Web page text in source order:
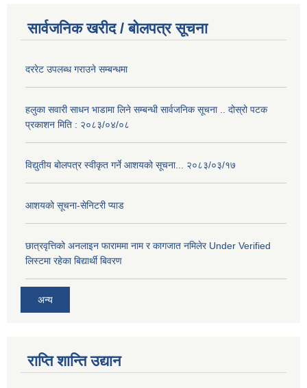
सार्वजनिक खरीद / बोलपत्र सूचना
दररेट उपलब्ध गराउने सम्बन्धमा
हलुका सवारी साधन भाडामा लिने सम्बन्धी सार्वजनिक सूचना .. दोस्रो पटक
प्रकाशन मिति : २०८३/०४/०८
विद्युतीय बोलपत्र स्वीकृत गर्ने आशयको सूचना... २०८३/०३/१७
आशयको सूचना-सेनिटरी प्याड
छात्रवृत्तिको अनलाइन फाराममा नाम र कागजात नमिलेर Under Verified
लिस्टमा रहेका बिद्यार्थी बिवरण
अन्य
राप्ति शान्ति उद्यान